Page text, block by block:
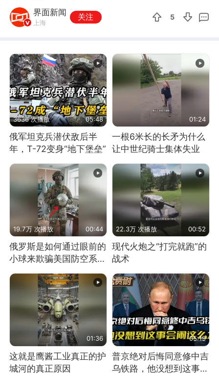
界面新闻
上海
关注 5
3636 次播放 05:48
俄军坦克兵潜伏敌后半
年，T-72变身“地下堡垒”
01:24
一根6米长的长矛为什么
让中世纪骑士集体失业
19.7万 次播放 00:44
俄罗斯是如何通过眼前的
小球来欺骗美国防空系统
22.3万 次播放 00:52
现代火炮之“打完就跑”的
战术
01:36
这就是鹰酱工业真正的护
城河的真正原因
05:19
普京绝对后悔同意修中吉
乌铁路，他没想到这事会